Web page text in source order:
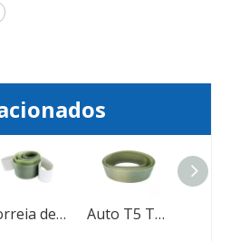
Correia dentada de poliuretano de transmissão de borracha Auto T5 T10 Correia dentada Continental HTD de borracha PU